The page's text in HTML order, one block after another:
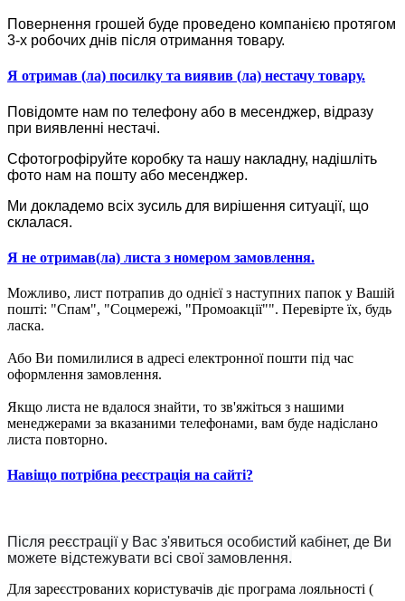
Повернення грошей буде проведено компанією протягом
3-х робочих днів після отримання товару.
Я отримав (ла) посилку та виявив (ла) нестачу товару.
Повідомте нам по телефону або в месенджер, відразу
при виявленні нестачі.
Сфотогрофіруйте коробку та нашу накладну, надішліть
фото нам на пошту або месенджер.
Ми докладемо всіх зусиль для вирішення ситуації, що
склалася.
Я не отримав(ла) листа з номером замовлення.
Можливо, лист потрапив до однієї з наступних папок у Вашій
пошті: "Спам", "Соцмережі, "Промоакції"". Перевірте їх, будь
ласка.
Або Ви помилилися в адресі електронної пошти під час
оформлення замовлення.
Якщо листа не вдалося знайти, то зв'яжіться з нашими
менеджерами за вказаними телефонами, вам буде надіслано
листа повторно.
Навіщо потрібна реєстрація на сайті?
Після реєстрації у Вас з'явиться особистий кабінет, де Ви
можете відстежувати всі свої замовлення.
Для зареєстрованих користувачів діє програма лояльності (